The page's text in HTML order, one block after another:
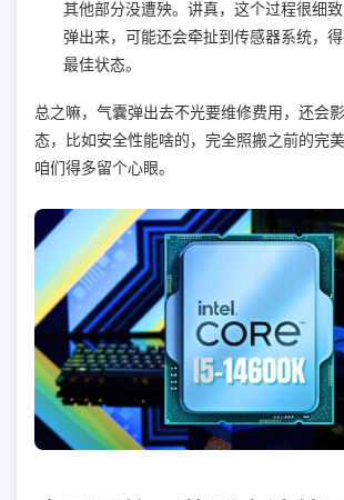
其他部分没遭殃。讲真，这个过程很细
弹出来，可能还会牵扯到传感器系统，
最佳状态。
总之嘛，气囊弹出去不光要维修费用，还会
态，比如安全性能啥的，完全照搬之前的完
咱们得多留个心眼。